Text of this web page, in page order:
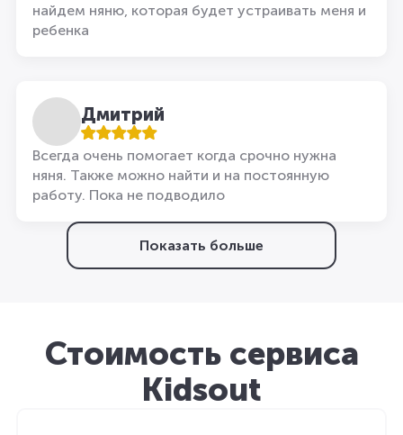
найдем няню, которая будет устраивать меня и
ребенка
Дмитрий
Всегда очень помогает когда срочно нужна
няня. Также можно найти и на постоянную
работу. Пока не подводило
Показать больше
Стоимость сервиса
Kidsout